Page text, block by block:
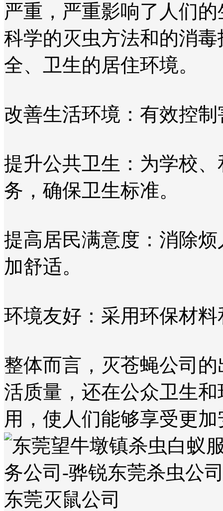
严重，严重影响了人们
科学的灭虫方法和的消
全、卫生的居住环境。
改善生活环境：有效控
提升公共卫生：为学校
务，确保卫生标准。
提高居民满意度：消除
加舒适。
环境友好：采用环保材
整体而言，灭苍蝇公司
活质量，还在公众卫生
用，使人们能够享受更